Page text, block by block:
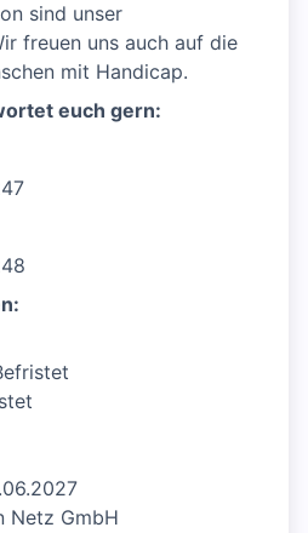
sind unser
freuen uns auch auf die
mit Handicap.
euch gern:
Netz GmbH